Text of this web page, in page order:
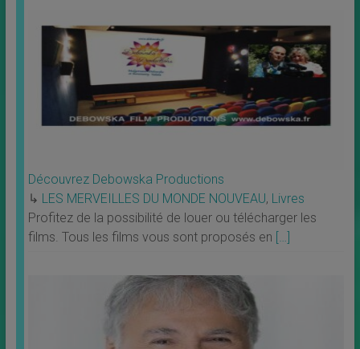
Découvrez Debowska Productions
↳ LES MERVEILLES DU MONDE NOUVEAU, Livres
Profitez de la possibilité de louer ou télécharger les
films. Tous les films vous sont proposés en […]